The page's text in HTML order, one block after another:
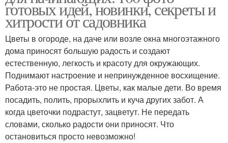
готовых идей, новинки, секреты и
хитрости от садовника
Цветы в огороде, на даче или возле окна многоэтажного
дома приносят большую радость и создают
естественную, легкость и красоту для окружающих.
Поднимают настроение и непринужденное восхищение.
Работа-это не простая. Цветы, как малые дети. Во время
посадить, полить, прорыхлить и куча других забот. А
когда цветочки подрастут, зацветут. Не передать
словами, сколько радости они приносят. Что
остановиться просто невозможно!